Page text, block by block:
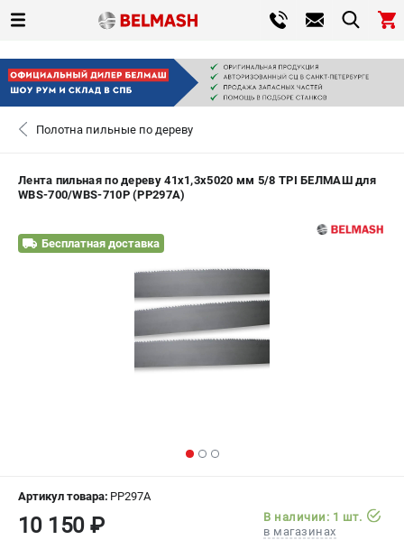
СЕРВИС
ВХОД ИЛИ РЕГИСТРАЦИЯ
ЗАКАЗАТЬ ЗАПЧАСТЬ
САНКТ-ПЕТЕРБУРГ
0
Полотна пильные по дереву
Лента пильная по дереву 41х1,3х5020 мм 5/8 TPI БЕЛМАШ для
WBS-700/WBS-710P (PP297A)
Бесплатная доставка
Артикул товара: PP297A
10 150 ₽
В наличии: 1 шт.
в магазинах